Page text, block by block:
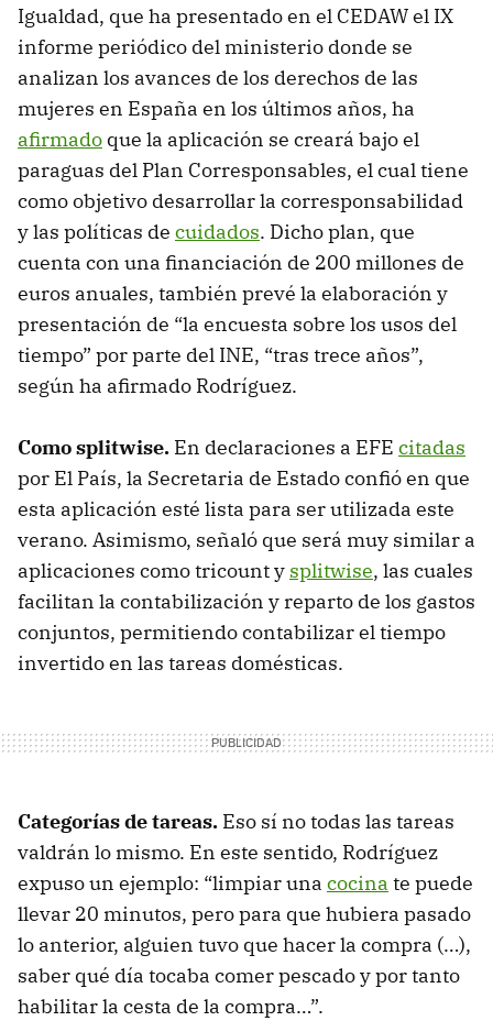
Igualdad, que ha presentado en el CEDAW el IX
informe periódico del ministerio donde se
analizan los avances de los derechos de las
mujeres en España en los últimos años, ha
afirmado que la aplicación se creará bajo el
paraguas del Plan Corresponsables, el cual tiene
como objetivo desarrollar la corresponsabilidad
y las políticas de cuidados. Dicho plan, que
cuenta con una financiación de 200 millones de
euros anuales, también prevé la elaboración y
presentación de “la encuesta sobre los usos del
tiempo” por parte del INE, “tras trece años”,
según ha afirmado Rodríguez.
Como splitwise. En declaraciones a EFE citadas
por El País, la Secretaria de Estado confió en que
esta aplicación esté lista para ser utilizada este
verano. Asimismo, señaló que será muy similar a
aplicaciones como tricount y splitwise, las cuales
facilitan la contabilización y reparto de los gastos
conjuntos, permitiendo contabilizar el tiempo
invertido en las tareas domésticas.
Categorías de tareas. Eso sí no todas las tareas
valdrán lo mismo. En este sentido, Rodríguez
expuso un ejemplo: “limpiar una cocina te puede
llevar 20 minutos, pero para que hubiera pasado
lo anterior, alguien tuvo que hacer la compra (…),
saber qué día tocaba comer pescado y por tanto
habilitar la cesta de la compra…”.